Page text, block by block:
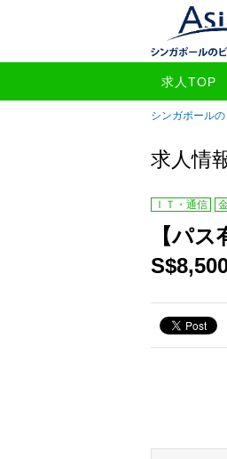
求人TOP
シンガポール
求人情
ＩＴ・通信
【パ